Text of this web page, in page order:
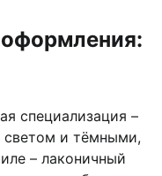
специализация –
светом и тёмными,
– лаконичный